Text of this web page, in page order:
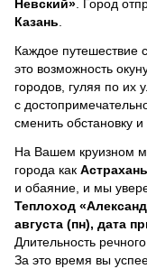
Невский» . Город
Казань
Каждое путешествие
это возможность
городов, гуляя по их
с
сменить обстановку
На Вашем круизном
города как Астрахань
и обаяние, и мы
Теплоход
августа (пн), дата
Длительность
За это время вы